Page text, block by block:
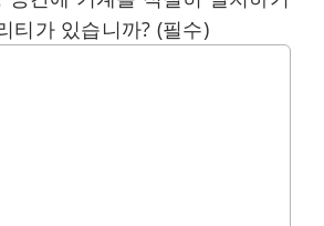
티가 있습니까? (필수)